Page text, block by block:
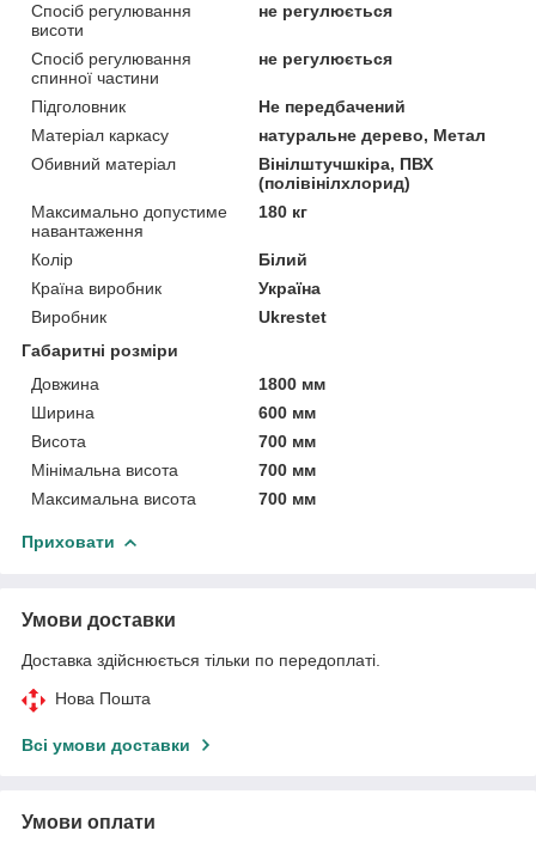
Спосіб регулювання
висоти
не регулюється
Спосіб регулювання
спинної частини
не регулюється
Підголовник
Не передбачений
Матеріал каркасу
натуральне дерево, Метал
Обивний матеріал
Вінілштучшкіра, ПВХ
(полівінілхлорид)
Максимально допустиме
навантаження
180 кг
Колір
Білий
Країна виробник
Україна
Виробник
Ukrestet
Габаритні розміри
Довжина
1800 мм
Ширина
600 мм
Висота
700 мм
Мінімальна висота
700 мм
Максимальна висота
700 мм
Приховати
Умови доставки
Доставка здійснюється тільки по передоплаті.
Нова Пошта
Всі умови доставки
Умови оплати